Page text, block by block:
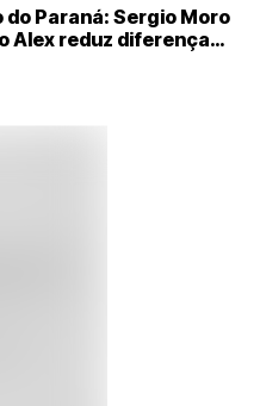
Paraná: Sergio Moro
Alex reduz diferença